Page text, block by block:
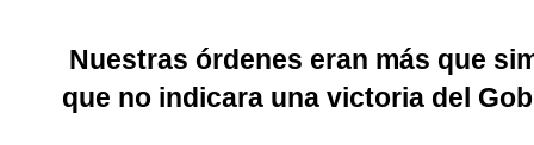
Nuestras órdenes eran más que
que no indicara una victoria del